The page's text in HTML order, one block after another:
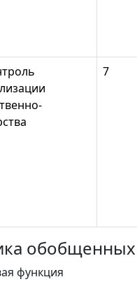
7
функция